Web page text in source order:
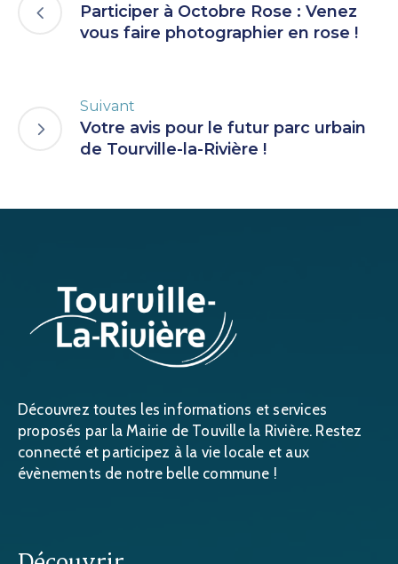
Participer à Octobre Rose : Venez
vous faire photographier en rose !
Suivant
Votre avis pour le futur parc urbain
de Tourville-la-Rivière !
Découvrez toutes les informations et services
proposés par la Mairie de Touville la Rivière. Restez
connecté et participez à la vie locale et aux
évènements de notre belle commune !